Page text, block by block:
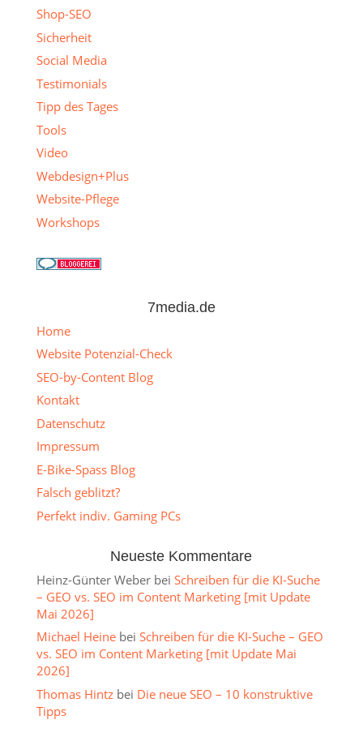
Shop-SEO
Sicherheit
Social Media
Testimonials
Tipp des Tages
Tools
Video
Webdesign+Plus
Website-Pflege
Workshops
7media.de
Home
Website Potenzial-Check
SEO-by-Content Blog
Kontakt
Datenschutz
Impressum
E-Bike-Spass Blog
Falsch geblitzt?
Perfekt indiv. Gaming PCs
Neueste Kommentare
Heinz-Günter Weberbei Schreiben für die KI-Suche
– GEO vs. SEO im Content Marketing [mit Update
Mai 2026]
Michael Heinebei Schreiben für die KI-Suche – GEO
vs. SEO im Content Marketing [mit Update Mai
2026]
Thomas Hintzbei Die neue SEO – 10 konstruktive
Tipps